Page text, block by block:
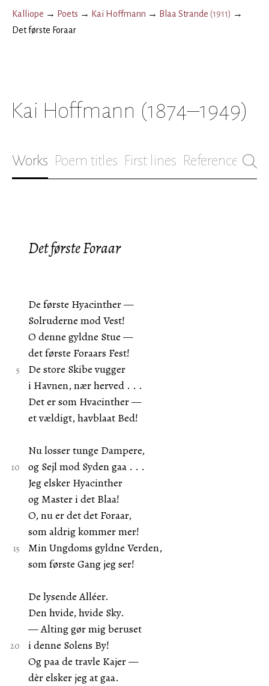
Kalliope → Poets → Kai Hoffmann → Blaa Strande (1911) →
Det første Foraar
Kai Hoffmann (1874–1949)
Works Poem titles First lines References
Det første Foraar
De første Hyacinther —
Solruderne mod Vest!
O denne gyldne Stue —
det første Foraars Fest!
De store Skibe vugger
i Havnen, nær herved . . .
Det er som Hvacinther —
et vældigt, havblaat Bed!
Nu losser tunge Dampere,
og Sejl mod Syden gaa . . .
Jeg elsker Hyacinther
og Master i det Blaa!
O, nu er det det Foraar,
som aldrig kommer mer!
Min Ungdoms gyldne Verden,
som første Gang jeg ser!
De lysende Alléer.
Den hvide, hvide Sky.
— Alting gør mig beruset
i denne Solens By!
Og paa de travle Kajer —
dèr elsker jeg at gaa.